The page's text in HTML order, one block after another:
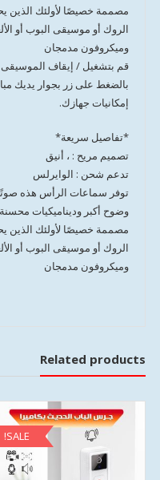
مصممة خصيصًا لأولئك الذين
الروك أو موسيقى البوب ​​أو
وميكروفون مدمجان
قم بتشغيل / إيقاف الموسيقى
بالضغط على زر بجوار يديك
إمكانيات جهازك.
*تفاصيل سريعة*
تصميم مريح : ، أنيق
تدعم شحن : الوايرلس
توفر سماعات الرأس هذه صوتًا
وضوح أكبر وديناميكيات
مصممة خصيصًا لأولئك الذين
الروك أو موسيقى البوب ​​أو
وميكروفون مدمجان
Related products
SALE!